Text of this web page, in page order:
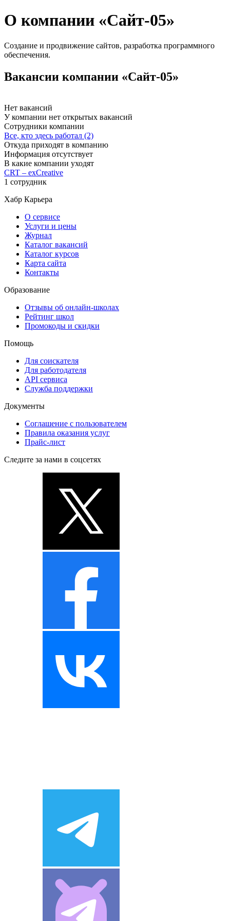
О компании «Сайт-05»
Создание и продвижение сайтов, разработка программного
обеспечения.
Вакансии компании «Сайт-05»
Нет вакансий
У компании нет открытых вакансий
Сотрудники компании
Все, кто здесь работал (2)
Откуда приходят в компанию
Информация отсутствует
В какие компании уходят
CRT – exCreative
1 сотрудник
Хабр Карьера
О сервисе
Услуги и цены
Журнал
Каталог вакансий
Каталог курсов
Карта сайта
Контакты
Образование
Отзывы об онлайн-школах
Рейтинг школ
Промокоды и скидки
Помощь
Для соискателя
Для работодателя
API сервиса
Служба поддержки
Документы
Соглашение с пользователем
Правила оказания услуг
Прайс-лист
Следите за нами в соцсетях